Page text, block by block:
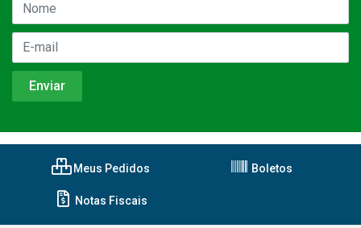
Meus Pedidos Boletos
Notas Fiscais